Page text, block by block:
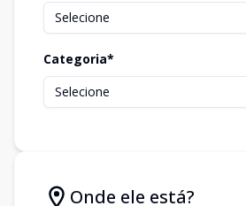
Selecione
Categoria*
Selecione
Onde ele está?